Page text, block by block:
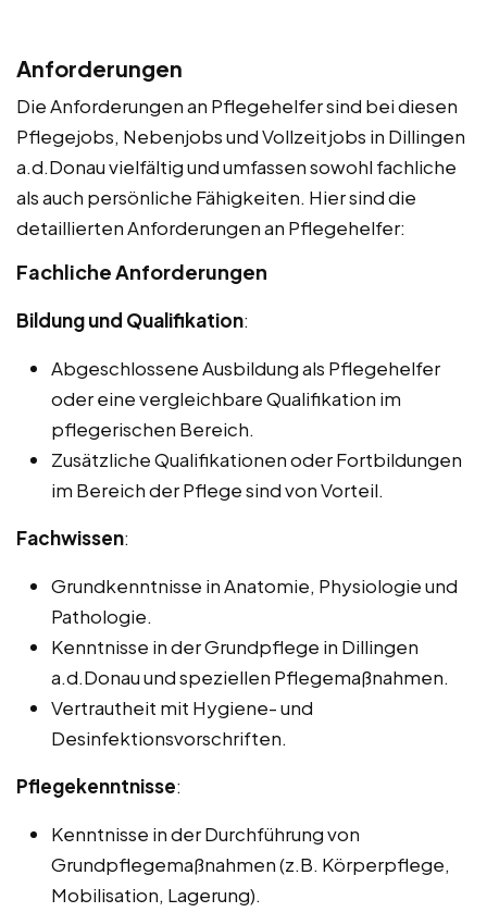
Anforderungen
Die Anforderungen an Pflegehelfer sind bei diesen
Pflegejobs, Nebenjobs und Vollzeitjobs in Dillingen
a.d.Donau vielfältig und umfassen sowohl fachliche
als auch persönliche Fähigkeiten. Hier sind die
detaillierten Anforderungen an Pflegehelfer:
Fachliche Anforderungen
Bildung und Qualifikation:
Abgeschlossene Ausbildung als Pflegehelfer
oder eine vergleichbare Qualifikation im
pflegerischen Bereich.
Zusätzliche Qualifikationen oder Fortbildungen
im Bereich der Pflege sind von Vorteil.
Fachwissen:
Grundkenntnisse in Anatomie, Physiologie und
Pathologie.
Kenntnisse in der Grundpflege in Dillingen
a.d.Donau und speziellen Pflegemaßnahmen.
Vertrautheit mit Hygiene- und
Desinfektionsvorschriften.
Pflegekenntnisse:
Kenntnisse in der Durchführung von
Grundpflegemaßnahmen (z.B. Körperpflege,
Mobilisation, Lagerung).